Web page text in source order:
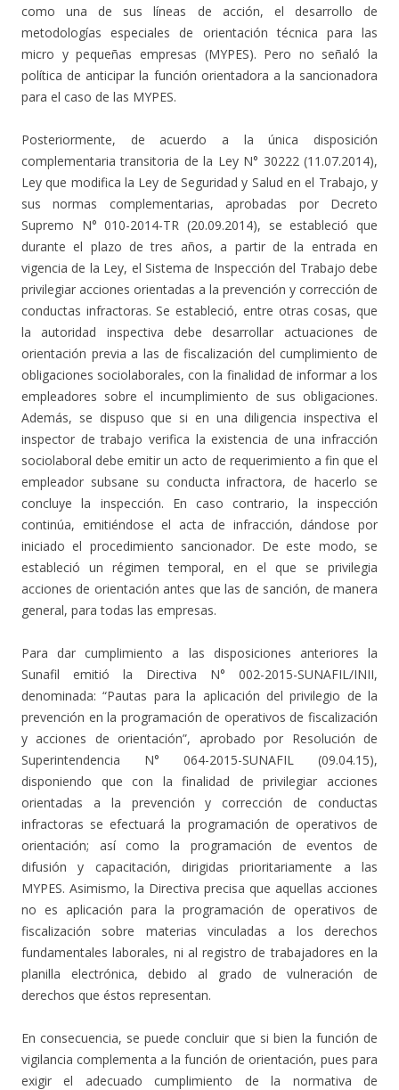
como una de sus líneas de acción, el desarrollo de
metodologías especiales de orientación técnica para las
micro y pequeñas empresas (MYPES). Pero no señaló la
política de anticipar la función orientadora a la sancionadora
para el caso de las MYPES.
Posteriormente, de acuerdo a la única disposición
complementaria transitoria de la Ley N° 30222 (11.07.2014),
Ley que modifica la Ley de Seguridad y Salud en el Trabajo, y
sus normas complementarias, aprobadas por Decreto
Supremo N° 010-2014-TR (20.09.2014), se estableció que
durante el plazo de tres años, a partir de la entrada en
vigencia de la Ley, el Sistema de Inspección del Trabajo debe
privilegiar acciones orientadas a la prevención y corrección de
conductas infractoras. Se estableció, entre otras cosas, que
la autoridad inspectiva debe desarrollar actuaciones de
orientación previa a las de fiscalización del cumplimiento de
obligaciones sociolaborales, con la finalidad de informar a los
empleadores sobre el incumplimiento de sus obligaciones.
Además, se dispuso que si en una diligencia inspectiva el
inspector de trabajo verifica la existencia de una infracción
sociolaboral debe emitir un acto de requerimiento a fin que el
empleador subsane su conducta infractora, de hacerlo se
concluye la inspección. En caso contrario, la inspección
continúa, emitiéndose el acta de infracción, dándose por
iniciado el procedimiento sancionador. De este modo, se
estableció un régimen temporal, en el que se privilegia
acciones de orientación antes que las de sanción, de manera
general, para todas las empresas.
Para dar cumplimiento a las disposiciones anteriores la
Sunafil emitió la Directiva N° 002-2015-SUNAFIL/INII,
denominada: “Pautas para la aplicación del privilegio de la
prevención en la programación de operativos de fiscalización
y acciones de orientación”, aprobado por Resolución de
Superintendencia N° 064-2015-SUNAFIL (09.04.15),
disponiendo que con la finalidad de privilegiar acciones
orientadas a la prevención y corrección de conductas
infractoras se efectuará la programación de operativos de
orientación; así como la programación de eventos de
difusión y capacitación, dirigidas prioritariamente a las
MYPES. Asimismo, la Directiva precisa que aquellas acciones
no es aplicación para la programación de operativos de
fiscalización sobre materias vinculadas a los derechos
fundamentales laborales, ni al registro de trabajadores en la
planilla electrónica, debido al grado de vulneración de
derechos que éstos representan.
En consecuencia, se puede concluir que si bien la función de
vigilancia complementa a la función de orientación, pues para
exigir el adecuado cumplimiento de la normativa de